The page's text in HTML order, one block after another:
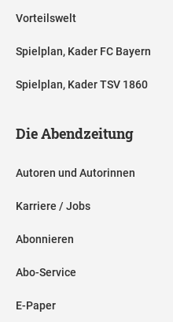
Vorteilswelt
Spielplan, Kader FC Bayern
Spielplan, Kader TSV 1860
Die Abendzeitung
Autoren und Autorinnen
Karriere / Jobs
Abonnieren
Abo-Service
E-Paper